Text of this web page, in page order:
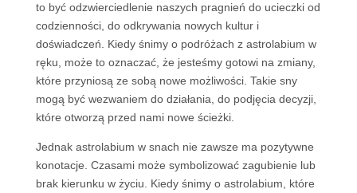
to być odzwierciedlenie naszych pragnień do ucieczki od
codzienności, do odkrywania nowych kultur i
doświadczeń. Kiedy śnimy o podróżach z astrolabium w
ręku, może to oznaczać, że jesteśmy gotowi na zmiany,
które przyniosą ze sobą nowe możliwości. Takie sny
mogą być wezwaniem do działania, do podjęcia decyzji,
które otworzą przed nami nowe ścieżki.
Jednak astrolabium w snach nie zawsze ma pozytywne
konotacje. Czasami może symbolizować zagubienie lub
brak kierunku w życiu. Kiedy śnimy o astrolabium, które